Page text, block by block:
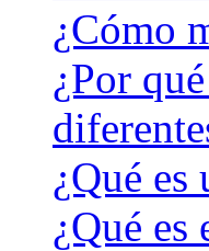
¿Cómo
¿Por
¿Qué
¿Qué